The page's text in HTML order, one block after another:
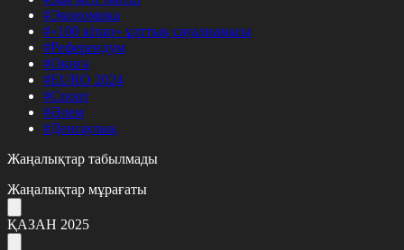
#Экономика
#«100 кітап» ұлттық сауалнамасы
#Референдум
#Оқиға
#EURO 2024
#Спорт
#Әлем
#Денсаулық
Жаңалықтар табылмады
Жаңалықтар мұрағаты
ҚАЗАН 2025